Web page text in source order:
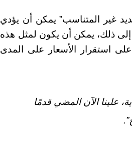
غير المتناسب” يمكن أن يؤدي
إلى ذلك، يمكن أن يكون لمثل هذه
على استقرار الأسعار على المدى
علينا الآن المضي قدمًا